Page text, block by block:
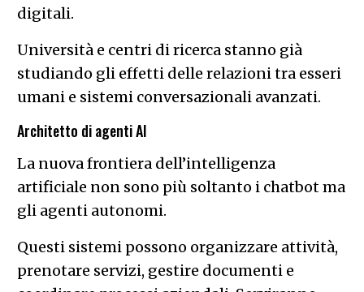
digitali.
Università e centri di ricerca stanno già
studiando gli effetti delle relazioni tra esseri
umani e sistemi conversazionali avanzati.
Architetto di agenti AI
La nuova frontiera dell’intelligenza
artificiale non sono più soltanto i chatbot ma
gli agenti autonomi.
Questi sistemi possono organizzare attività,
prenotare servizi, gestire documenti e